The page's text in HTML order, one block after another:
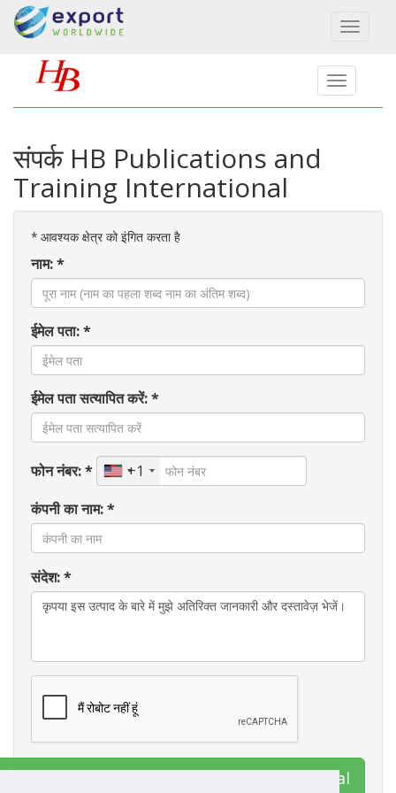
Toggle
संपर्क HB Publications and
Training International
* आवश्यक क्षेत्र को इंगित करता है
नाम: *
ईमेल पता: *
ईमेल पता सत्यापित करें: *
फोन नंबर: *
+1
कंपनी का नाम: *
संदेश: *
HB Publications and Training International